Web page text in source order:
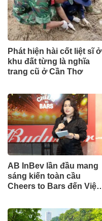
Phát hiện hài cốt liệt sĩ ở
khu đất từng là nghĩa
trang cũ ở Cần Thơ
AB InBev lần đầu mang
sáng kiến toàn cầu
Cheers to Bars đến Việt